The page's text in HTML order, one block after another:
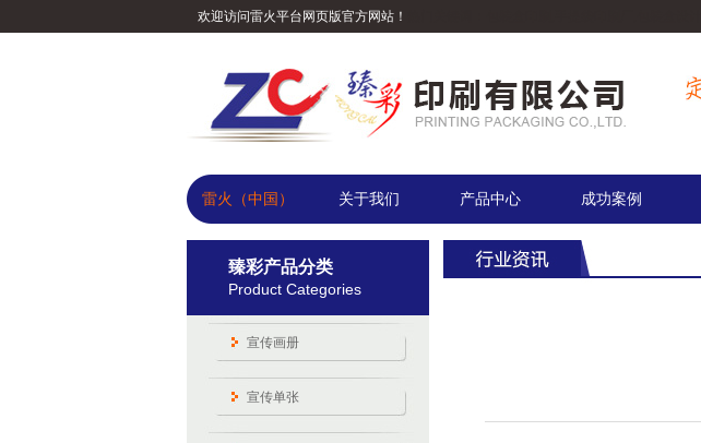
欢迎访问雷火平台网页版官方网站！
雷火（中国） 关于我们 产品中心 成功案例
臻彩产品分类
Product Categories
宣传画册
宣传单张